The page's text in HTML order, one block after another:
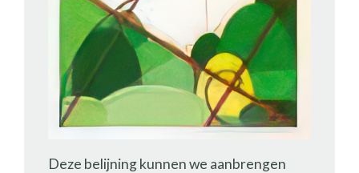
Deze belijning kunnen we aanbrengen